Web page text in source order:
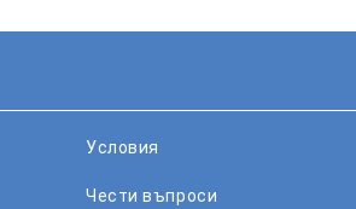
Условия
Чести въпроси